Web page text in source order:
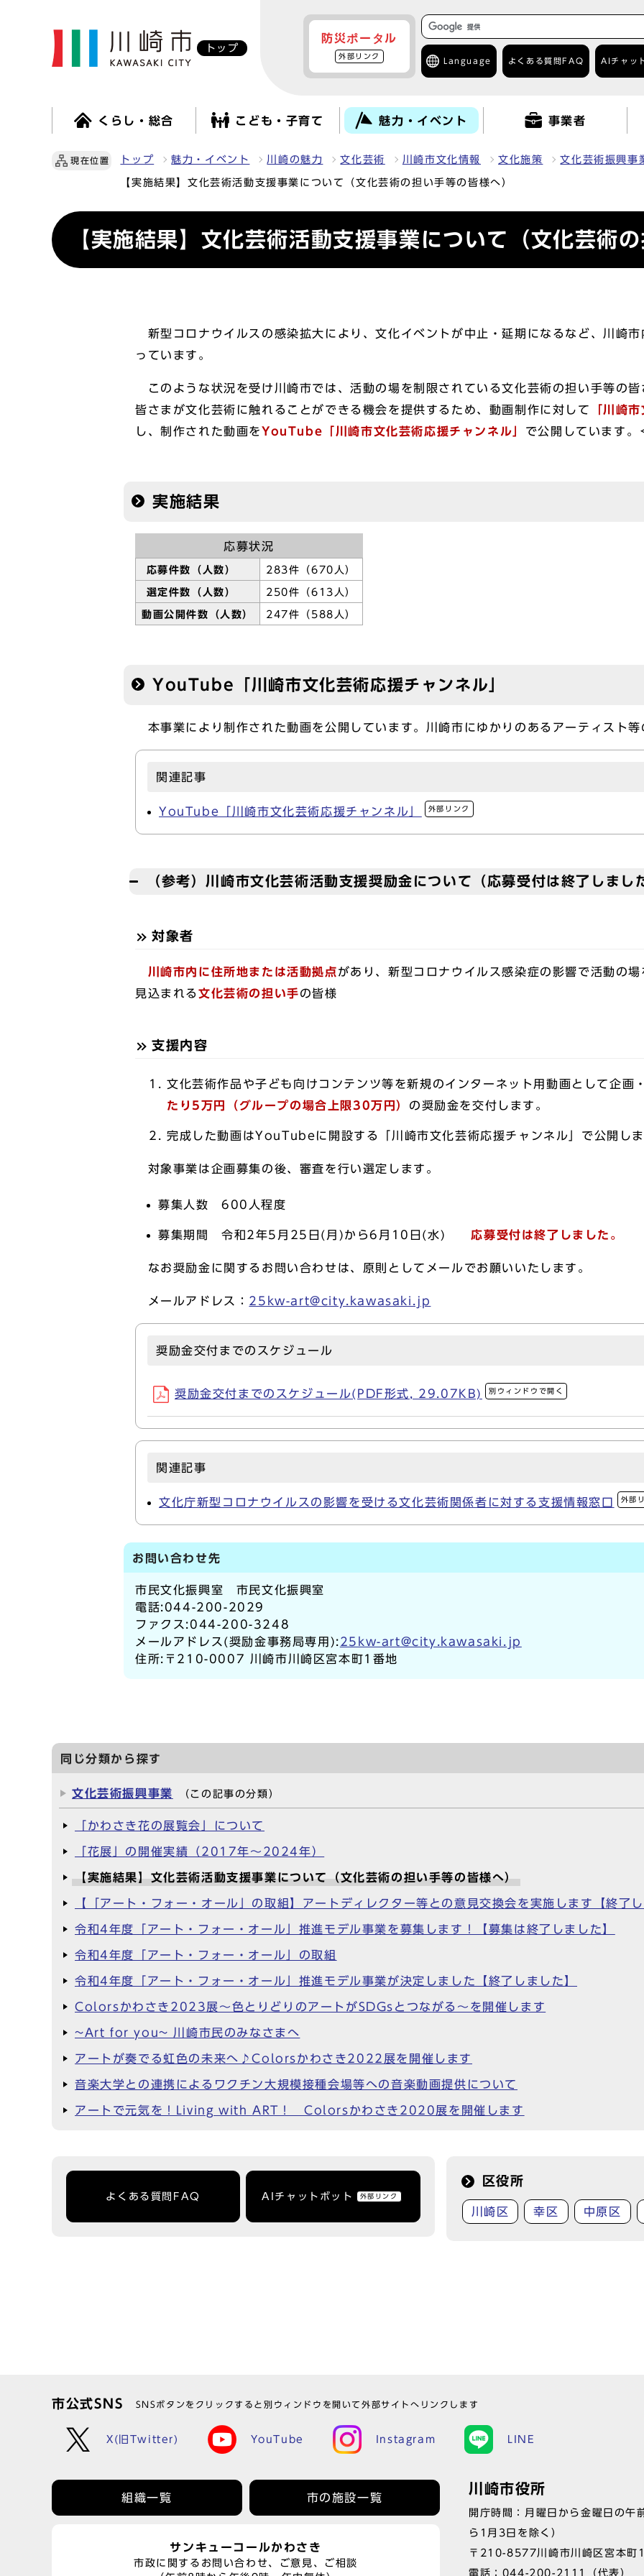
トップ
防災ポータル
外部リンク
Language よくある質問 FAQ AIチャッ
くらし・総合 こども・子育て 魅力・イベント 事業者
現在位置 トップ 魅力・イベント 川崎の魅力 文化芸術 川崎市文化情報 文化施策 文化芸術振興事
【実施結果】文化芸術活動支援事業について（文化芸術の担い手等の皆様へ）
【実施結果】文化芸術活動支援事業について（文化芸術
新型コロナウイルスの感染拡大により、文化イベントが中止・延期になるなど、川崎
っています。
このような状況を受け川崎市では、活動の場を制限されている文化芸術の担い手等の
皆さまが文化芸術に触れることができる機会を提供するため、動画制作に対して
「川崎
し、制作された動画をYouTube「川崎市文化芸術応援チャンネル」 で公開しています
実施結果
応募状況
応募件数（人数） 283件（670人）
選定件数（人数） 250件（613人）
動画公開件数（人数） 247件（588人）
YouTube「川崎市文化芸術応援チャンネル」
本事業により制作された動画を公開しています。川崎市にゆかりのあるアーティスト
関連記事
YouTube「川崎市文化芸術応援チャンネル」 外部リンク
（参考）川崎市文化芸術活動支援奨励金について（応募受付は終了しまし
対象者
川崎市内に住所地または活動拠点があり、新型コロナウイルス感染症の影響で活動の
見込まれる 文化芸術の担い手の皆様
支援内容
文化芸術作品や子ども向けコンテンツ等を新規のインターネット用動画として企画
たり5万円（グループの場合上限30万円） の奨励金を交付します。
完成した動画はYouTubeに開設する「川崎市文化芸術応援チャンネル」で公開し
対象事業は企画募集の後、審査を行い選定します。
募集人数 600人程度
募集期間 令和2年5月25日(月)から6月10日(水) 応募受付は終了しました。
なお奨励金に関するお問い合わせは、原則としてメールでお願いいたします。
メールアドレス： 25kw-art@city.kawasaki.jp
奨励金交付までのスケジュール
奨励金交付までのスケジュール(PDF形式, 29.07KB) 別ウィンドウで開く
関連記事
文化庁新型コロナウイルスの影響を受ける文化芸術関係者に対する支援情報窓口 外部
お問い合わせ先
市民文化振興室 市民文化振興室
電話:044-200-2029
ファクス:044-200-3248
メールアドレス(奨励金事務局専用):25kw-art@city.kawasaki.jp
住所:〒210-0007 川崎市川崎区宮本町1番地
同じ分類から探す
文化芸術振興事業 （この記事の分類）
「かわさき花の展覧会」について
「花展」の開催実績（2017年～2024年）
【実施結果】文化芸術活動支援事業について（文化芸術の担い手等の皆様へ）
【「アート・フォー・オール」の取組】アートディレクター等との意見交換会を実施します【終了
令和4年度「アート・フォー・オール」推進モデル事業を募集します！【募集は終了しました】
令和4年度「アート・フォー・オール」の取組
令和4年度「アート・フォー・オール」推進モデル事業が決定しました【終了しました】
Colorsかわさき2023展～色とりどりのアートがSDGsとつながる～を開催します
~Art for you~ 川崎市民のみなさまへ
アートが奏でる虹色の未来へ♪Colorsかわさき2022展を開催します
音楽大学との連携によるワクチン大規模接種会場等への音楽動画提供について
アートで元気を！Living with ART！ Colorsかわさき2020展を開催します
よくある質問FAQ AIチャットボット 外部リンク
区役所
川崎区 幸区 中原区
市公式SNS SNSボタンをクリックすると別ウィンドウを開いて外部サイトへリンクします
X(旧Twitter) YouTube Instagram LINE
組織一覧 市の施設一覧
サンキューコールかわさき
市政に関するお問い合わせ、ご意見、ご相談
川崎市役所
開庁時間：月曜日から金曜日の
ら1月3日を除く）
〒210-8577川崎市川崎区宮本町
電話： 044-200-2111 （代表）